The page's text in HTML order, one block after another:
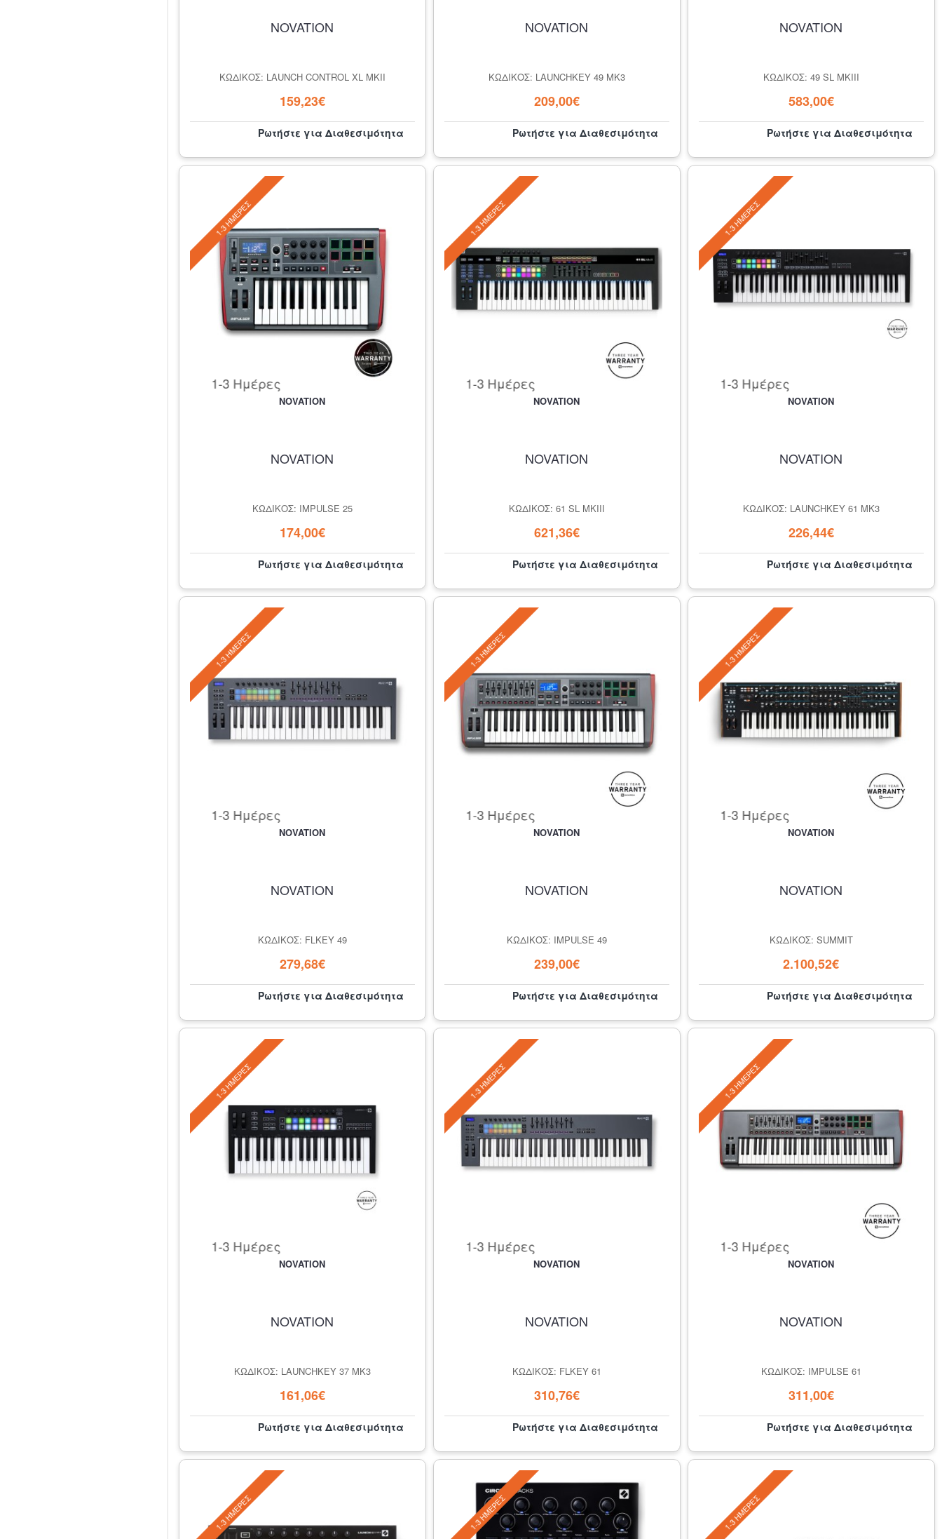
NOVATION
ΚΩΔΙΚΌΣ: LAUNCH CONTROL XL MKII
159,23€
Ρωτήστε για Διαθεσιμότητα
NOVATION
ΚΩΔΙΚΌΣ: LAUNCHKEY 49 MK3
209,00€
Ρωτήστε για Διαθεσιμότητα
NOVATION
ΚΩΔΙΚΌΣ: 49 SL MKIII
583,00€
Ρωτήστε για Διαθεσιμότητα
1-3 ΗΜΈΡΕΣ
NOVATION
NOVATION
ΚΩΔΙΚΌΣ: IMPULSE 25
174,00€
1-3 Ημέρες
Ρωτήστε για Διαθεσιμότητα
1-3 ΗΜΈΡΕΣ
NOVATION
NOVATION
ΚΩΔΙΚΌΣ: 61 SL MKIII
621,36€
1-3 Ημέρες
Ρωτήστε για Διαθεσιμότητα
1-3 ΗΜΈΡΕΣ
NOVATION
NOVATION
ΚΩΔΙΚΌΣ: LAUNCHKEY 61 MK3
226,44€
1-3 Ημέρες
Ρωτήστε για Διαθεσιμότητα
1-3 ΗΜΈΡΕΣ
NOVATION
NOVATION
ΚΩΔΙΚΌΣ: FLKEY 49
279,68€
1-3 Ημέρες
Ρωτήστε για Διαθεσιμότητα
1-3 ΗΜΈΡΕΣ
NOVATION
NOVATION
ΚΩΔΙΚΌΣ: IMPULSE 49
239,00€
1-3 Ημέρες
Ρωτήστε για Διαθεσιμότητα
1-3 ΗΜΈΡΕΣ
NOVATION
NOVATION
ΚΩΔΙΚΌΣ: SUMMIT
2.100,52€
1-3 Ημέρες
Ρωτήστε για Διαθεσιμότητα
1-3 ΗΜΈΡΕΣ
NOVATION
NOVATION
ΚΩΔΙΚΌΣ: LAUNCHKEY 37 MK3
161,06€
1-3 Ημέρες
Ρωτήστε για Διαθεσιμότητα
1-3 ΗΜΈΡΕΣ
NOVATION
NOVATION
ΚΩΔΙΚΌΣ: FLKEY 61
310,76€
1-3 Ημέρες
Ρωτήστε για Διαθεσιμότητα
1-3 ΗΜΈΡΕΣ
NOVATION
NOVATION
ΚΩΔΙΚΌΣ: IMPULSE 61
311,00€
1-3 Ημέρες
Ρωτήστε για Διαθεσιμότητα
1-3 ΗΜΈΡΕΣ 1-3 ΗΜΈΡΕΣ 1-3 ΗΜΈΡΕΣ